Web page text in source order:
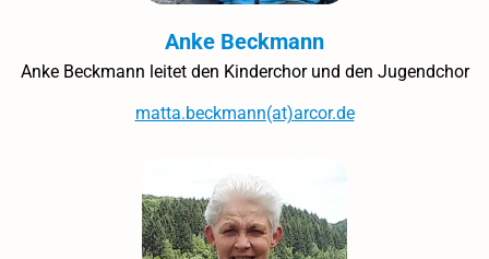
Anke Beckmann
Anke Beckmann leitet den Kinderchor und den Jugendchor
matta.beckmann(at)arcor.de